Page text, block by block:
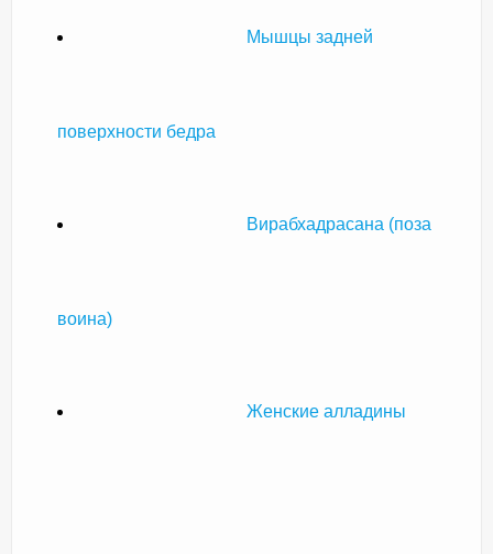
Мышцы задней
поверхности бедра
Вирабхадрасана (поза
воина)
Женские алладины